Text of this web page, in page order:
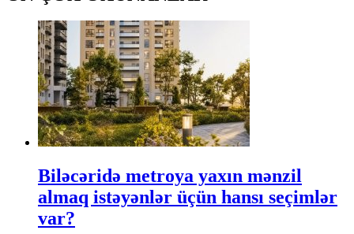
Biləcəridə metroya yaxın mənzil
almaq istəyənlər üçün hansı seçimlər
var?